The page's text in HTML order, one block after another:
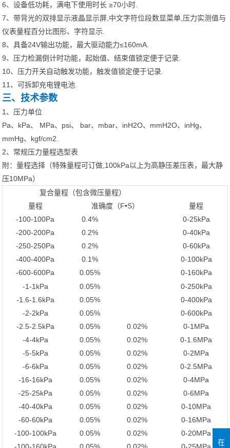
6、设备低功耗，满电下使用时长 ≥70小时.
7、带背光的双排显示液晶显示屏,中文字符位段数显菜单,压力实测值与
仪表量程百分比图形、字符显示.
8、具备24V输出功能，最大驱动能力≤160mA.
9、压力检漏倒计时功能，起始值、结束值锁定便于记录.
10、压力开关自动触发功能，触发值锁定便于记录.
11、可拆卸充电锂电池.
三、技术参数
1、压力单位
Pa、kPa、 MPa、psi、 bar、mbar、inH2O、mmH2O、inHg、
mmHg、kgf/cm2.
2、常规压力量程选型表
附：量程选择（特殊量程可订做,100kPa以上为高静压差压表，最大静
压10MPa）
复合量程（包含微压量程）
量程
准确度（F•S）
量程
-100-100Pa
0.4%
0-25kPa
-200-200Pa
0.2%
0-40kPa
-250-250Pa
0.2%
0-60kPa
-400-400Pa
0.1%
0-100kPa
-600-600Pa
0.05%
0-160kPa
-1-1kPa
0.05%
0-250kPa
-1.6-1.6kPa
0.05%
0-400kPa
-2-2kPa
0.05%
0-600kPa
-2.5-2.5kPa
0.05% 0.02%
0-1MPa
-4-4kPa
0.05% 0.02%
0-1.6MPa
-5-5kPa
0.05% 0.02%
0-2MPa
-6-6kPa
0.05% 0.02%
0-2.5MPa
-16-16kPa
0.05% 0.02%
0-4MPa
-25-25kPa
0.05% 0.02%
0-6MPa
-40-40kPa
0.05% 0.02%
0-10MPa
-60-60kPa
0.05% 0.02%
0-16MPa
-100-100kPa
0.05% 0.02%
0-20MPa
在